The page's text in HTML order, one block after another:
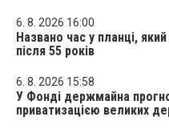
6. 8. 2026 16:00
Названо час у планці,
після 55 років
6. 8. 2026 15:58
У Фонді держмайна
приватизацією великих